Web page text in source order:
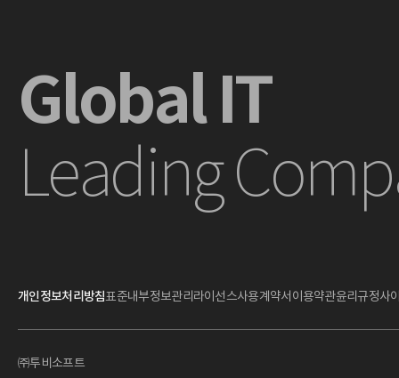
Global IT
Leading
개인정보처리방침표준내부정보관리라이선스사용계약서이용약관윤리규정사
㈜투비소프트